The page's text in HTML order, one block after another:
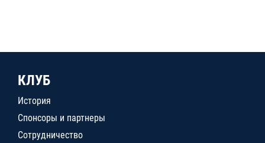
КЛУБ
История
Спонсоры и партнеры
Сотрудничество